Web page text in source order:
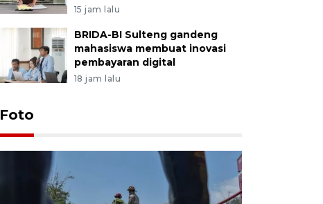
15 jam lalu
BRIDA-BI Sulteng gandeng
mahasiswa membuat inovasi
pembayaran digital
18 jam lalu
Foto